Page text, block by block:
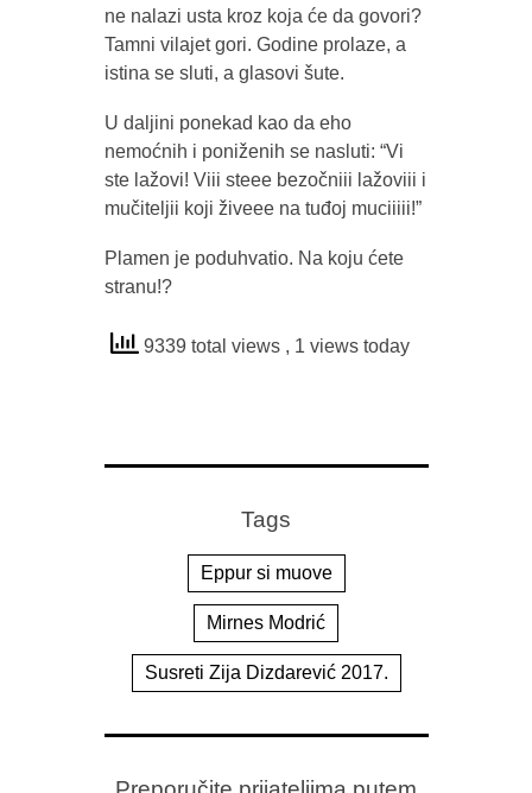
ne nalazi usta kroz koja će da govori?
Tamni vilajet gori. Godine prolaze, a
istina se sluti, a glasovi šute.
U daljini ponekad kao da eho
nemoćnih i poniženih se nasluti: “Vi
ste lažovi! Viii steee bezočniii lažoviii i
mučiteljii koji živeee na tuđoj muciiiii!”
Plamen je poduhvatio. Na koju ćete
stranu!?
9339 total views , 1 views today
Tags
Eppur si muove
Mirnes Modrić
Susreti Zija Dizdarević 2017.